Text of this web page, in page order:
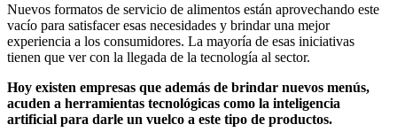
Nuevos formatos de servicio de alimentos están aprovechando este
vacío para satisfacer esas necesidades y brindar una mejor
experiencia a los consumidores. La mayoría de esas iniciativas
tienen que ver con la llegada de la tecnología al sector.
Hoy existen empresas que además de brindar nuevos menús,
acuden a herramientas tecnológicas como la inteligencia
artificial para darle un vuelco a este tipo de productos.